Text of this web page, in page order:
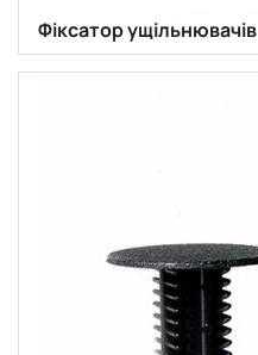
Фіксатор ущільнювачів